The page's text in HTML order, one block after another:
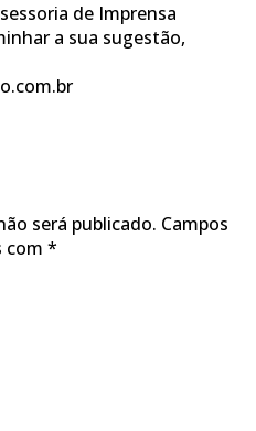
de Imprensa
a sua sugestão,
será publicado. Campos
com *